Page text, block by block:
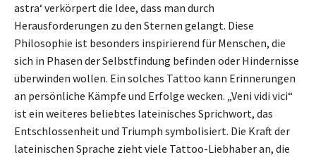
astra‘ verkörpert die Idee, dass man durch
Herausforderungen zu den Sternen gelangt. Diese
Philosophie ist besonders inspirierend für Menschen, die
sich in Phasen der Selbstfindung befinden oder Hindernisse
überwinden wollen. Ein solches Tattoo kann Erinnerungen
an persönliche Kämpfe und Erfolge wecken. „Veni vidi vici“
ist ein weiteres beliebtes lateinisches Sprichwort, das
Entschlossenheit und Triumph symbolisiert. Die Kraft der
lateinischen Sprache zieht viele Tattoo-Liebhaber an, die